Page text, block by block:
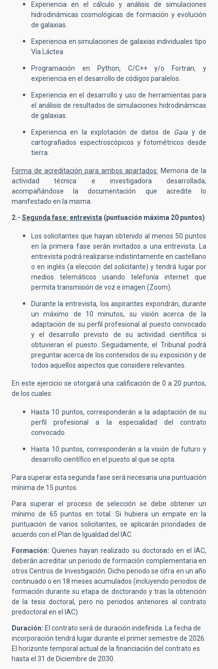
Experiencia en el cálculo y análisis de simulaciones
hidrodinámicas cosmológicas de formación y evolución
de galaxias.
Experiencia en simulaciones de galaxias individuales tipo
Vía Láctea
Programación en Python, C/C++ y/o Fortran, y
experiencia en el desarrollo de códigos paralelos.
Experiencia en el desarrollo y uso de herramientas para
el análisis de resultados de simulaciones hidrodinámicas
de galaxias.
Experiencia en la explotación de datos de Gaia y de
cartografiados espectroscópicos y fotométricos desde
tierra.
Forma de acreditación para ambos apartados: Memoria de la
actividad técnica e investigadora desarrollada,
acompañándose la documentación que acredite lo
manifestado en la misma.
2.- Segunda fase: entrevista (puntuación máxima 20 puntos)
Los solicitantes que hayan obtenido al menos 50 puntos
en la primera fase serán invitados a una entrevista. La
entrevista podrá realizarse indistintamente en castellano
o en inglés (a elección del solicitante) y tendrá lugar por
medios telemáticos usando telefonía internet que
permita transmisión de voz e imagen (Zoom).
Durante la entrevista, los aspirantes expondrán, durante
un máximo de 10 minutos, su visión acerca de la
adaptación de su perfil profesional al puesto convocado
y el desarrollo previsto de su actividad científica si
obtuvieran el puesto. Seguidamente, el Tribunal podrá
preguntar acerca de los contenidos de su exposición y de
todos aquellos aspectos que considere relevantes.
En este ejercicio se otorgará una calificación de 0 a 20 puntos,
de los cuales:
Hasta 10 puntos, corresponderán a la adaptación de su
perfil profesional a la especialidad del contrato
convocado.
Hasta 10 puntos, corresponderán a la visión de futuro y
desarrollo científico en el puesto al que se opta.
Para superar esta segunda fase será necesaria una puntuación
mínima de 15 puntos.
Para superar el proceso de selección se debe obtener un
mínimo de 65 puntos en total. Si hubiera un empate en la
puntuación de varios solicitantes, se aplicarán prioridades de
acuerdo con el Plan de Igualdad del IAC.
Formación: Quienes hayan realizado su doctorado en el IAC,
deberán acreditar un periodo de formación complementaria en
otros Centros de Investigación. Dicho periodo se cifra en un año
continuado o en 18 meses acumulados (incluyendo periodos de
formación durante su etapa de doctorando y tras la obtención
de la tesis doctoral, pero no periodos anteriores al contrato
predoctoral en el IAC).
Duración: El contrato será de duración indefinida. La fecha de
incorporación tendrá lugar durante el primer semestre de 2026.
El horizonte temporal actual de la financiación del contrato es
hasta el 31 de Diciembre de 2030.